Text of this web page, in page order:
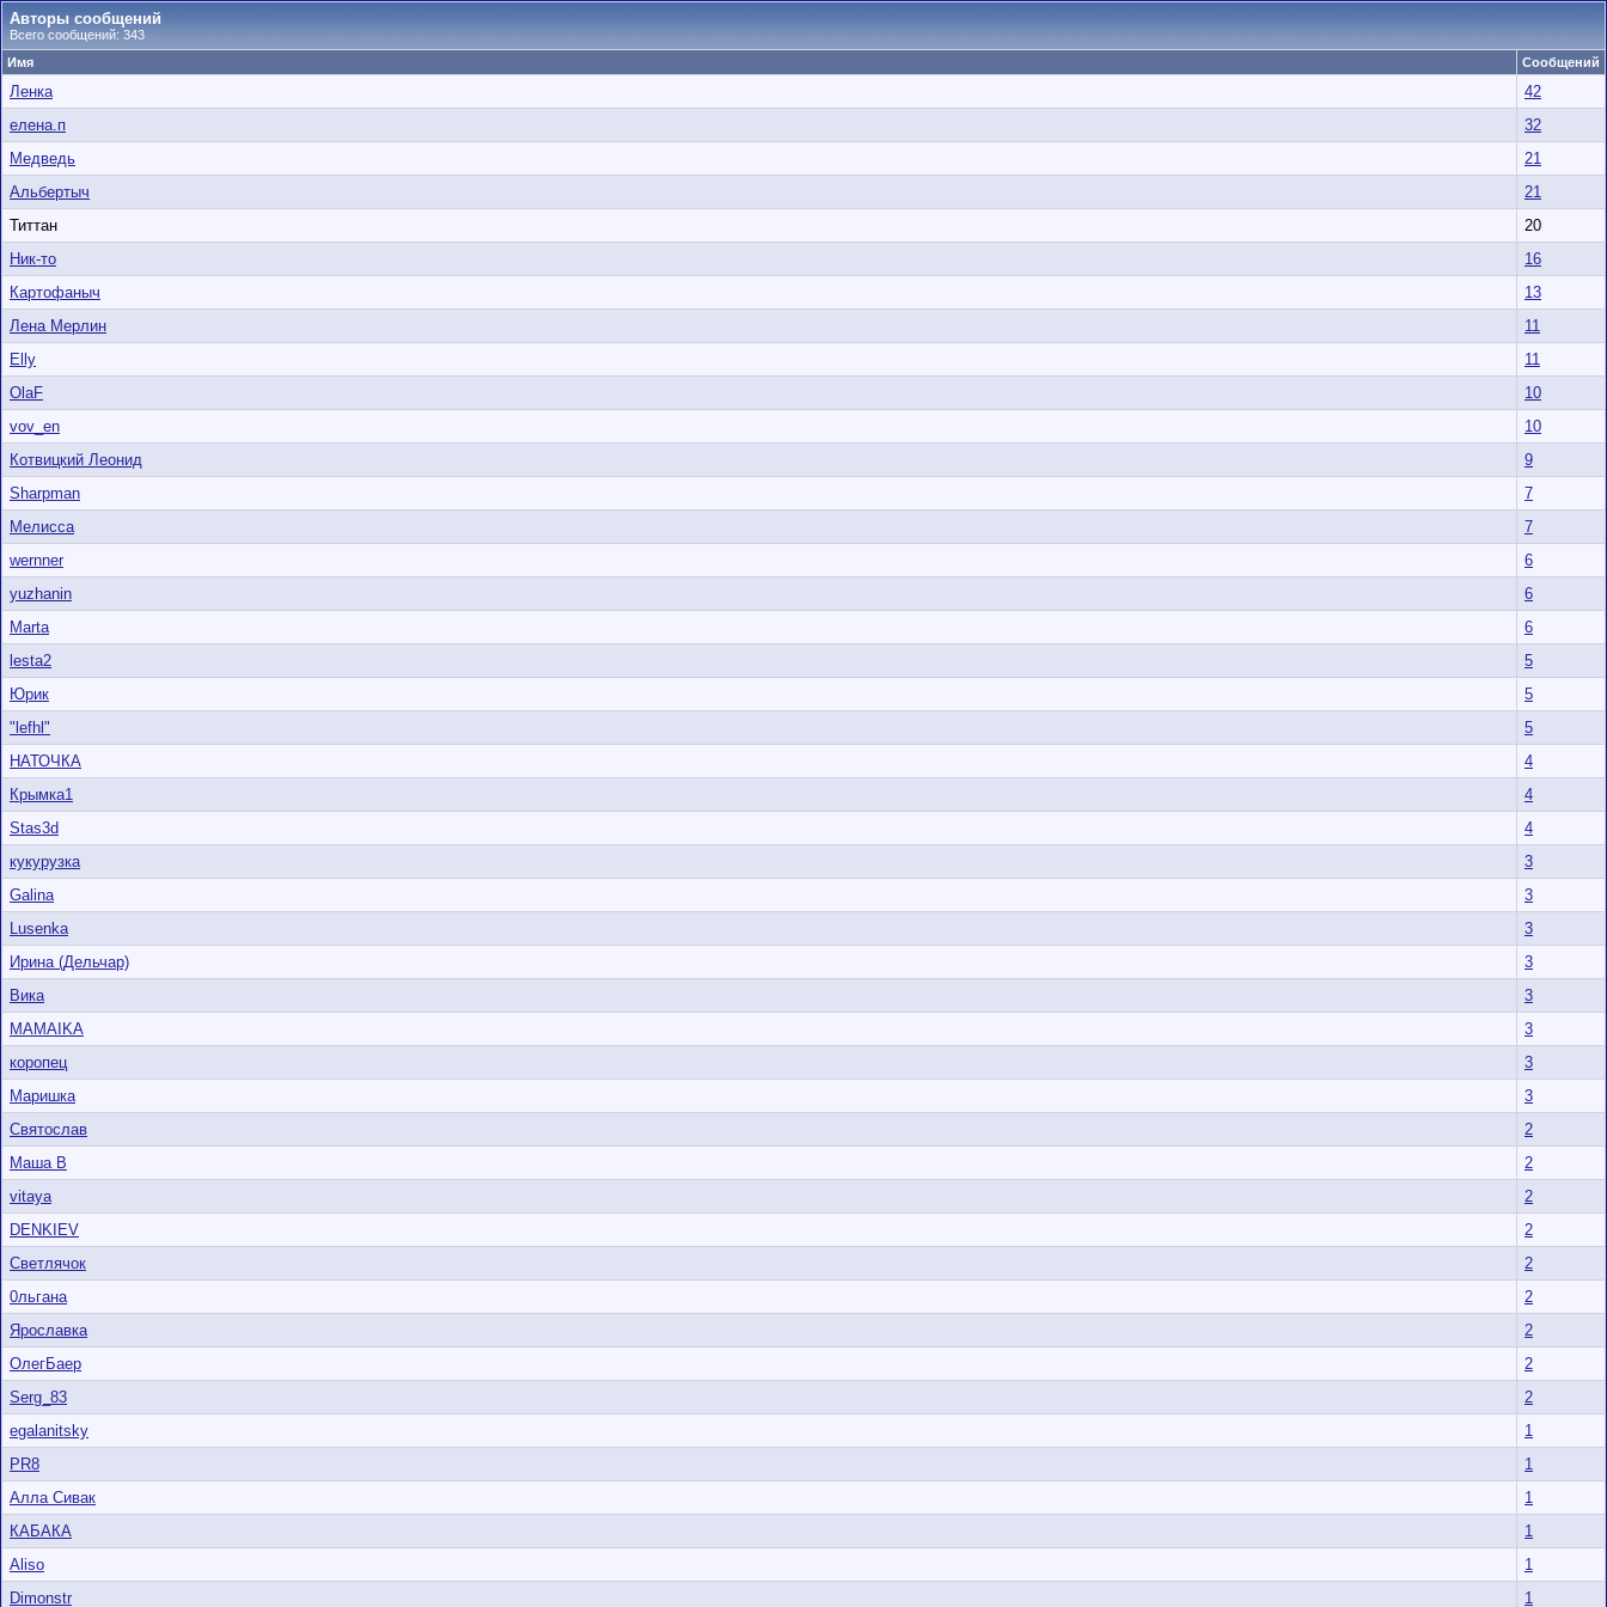
Авторы сообщений
Всего сообщений: 343
Имя
Сообщений
Ленка
42
елена.п
32
Медведь
21
Альбертыч
21
Титтан
20
Ник-то
16
Картофаныч
13
Лена Мерлин
11
Elly
11
OlaF
10
vov_en
10
Котвицкий Леонид
9
Sharpman
7
Мелисса
7
wernner
6
yuzhanin
6
Marta
6
lesta2
5
Юрик
5
"lefhl"
5
НАТОЧКА
4
Крымка1
4
Stas3d
4
кукурузка
3
Galina
3
Lusenka
3
Ирина (Дельчар)
3
Вика
3
MAMAIKA
3
коропец
3
Маришка
3
Святослав
2
Маша В
2
vitaya
2
DENKIEV
2
Светлячок
2
0льгана
2
Ярославка
2
ОлегБаер
2
Serg_83
2
egalanitsky
1
PR8
1
Алла Сивак
1
КАБАКА
1
Aliso
1
Dimonstr
1